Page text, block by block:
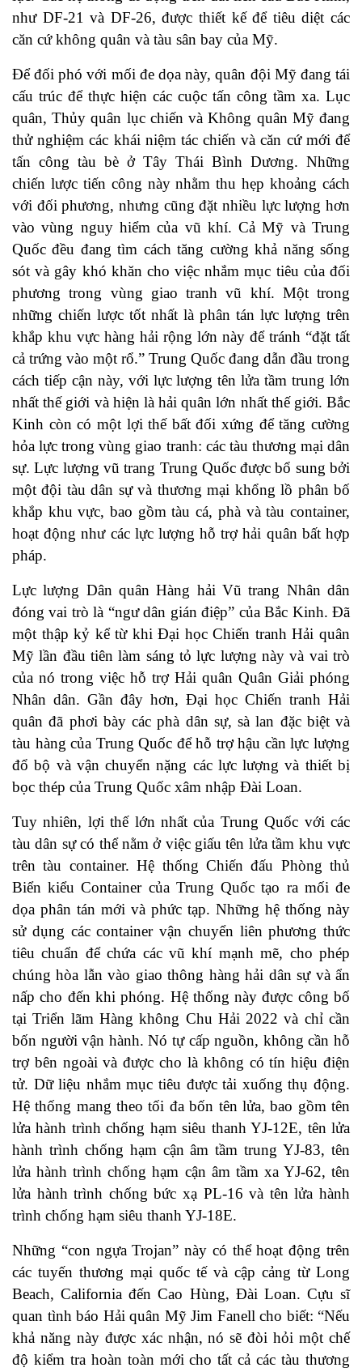
như DF-21 và DF-26, được thiết kế để tiêu diệt các
căn cứ không quân và tàu sân bay của Mỹ.
Để đối phó với mối đe dọa này, quân đội Mỹ đang tái
cấu trúc để thực hiện các cuộc tấn công tầm xa. Lục
quân, Thủy quân lục chiến và Không quân Mỹ đang
thử nghiệm các khái niệm tác chiến và căn cứ mới để
tấn công tàu bè ở Tây Thái Bình Dương. Những
chiến lược tiến công này nhằm thu hẹp khoảng cách
với đối phương, nhưng cũng đặt nhiều lực lượng hơn
vào vùng nguy hiểm của vũ khí. Cả Mỹ và Trung
Quốc đều đang tìm cách tăng cường khả năng sống
sót và gây khó khăn cho việc nhắm mục tiêu của đối
phương trong vùng giao tranh vũ khí. Một trong
những chiến lược tốt nhất là phân tán lực lượng trên
khắp khu vực hàng hải rộng lớn này để tránh “đặt tất
cả trứng vào một rổ.” Trung Quốc đang dẫn đầu trong
cách tiếp cận này, với lực lượng tên lửa tầm trung lớn
nhất thế giới và hiện là hải quân lớn nhất thế giới. Bắc
Kinh còn có một lợi thế bất đối xứng để tăng cường
hỏa lực trong vùng giao tranh: các tàu thương mại dân
sự. Lực lượng vũ trang Trung Quốc được bổ sung bởi
một đội tàu dân sự và thương mại khổng lồ phân bố
khắp khu vực, bao gồm tàu cá, phà và tàu container,
hoạt động như các lực lượng hỗ trợ hải quân bất hợp
pháp.
Lực lượng Dân quân Hàng hải Vũ trang Nhân dân
đóng vai trò là “ngư dân gián điệp” của Bắc Kinh. Đã
một thập kỷ kể từ khi Đại học Chiến tranh Hải quân
Mỹ lần đầu tiên làm sáng tỏ lực lượng này và vai trò
của nó trong việc hỗ trợ Hải quân Quân Giải phóng
Nhân dân. Gần đây hơn, Đại học Chiến tranh Hải
quân đã phơi bày các phà dân sự, sà lan đặc biệt và
tàu hàng của Trung Quốc để hỗ trợ hậu cần lực lượng
đổ bộ và vận chuyển nặng các lực lượng và thiết bị
bọc thép của Trung Quốc xâm nhập Đài Loan.
Tuy nhiên, lợi thế lớn nhất của Trung Quốc với các
tàu dân sự có thể nằm ở việc giấu tên lửa tầm khu vực
trên tàu container. Hệ thống Chiến đấu Phòng thủ
Biển kiểu Container của Trung Quốc tạo ra mối đe
dọa phân tán mới và phức tạp. Những hệ thống này
sử dụng các container vận chuyển liên phương thức
tiêu chuẩn để chứa các vũ khí mạnh mẽ, cho phép
chúng hòa lẫn vào giao thông hàng hải dân sự và ẩn
nấp cho đến khi phóng. Hệ thống này được công bố
tại Triển lãm Hàng không Chu Hải 2022 và chỉ cần
bốn người vận hành. Nó tự cấp nguồn, không cần hỗ
trợ bên ngoài và được cho là không có tín hiệu điện
tử. Dữ liệu nhắm mục tiêu được tải xuống thụ động.
Hệ thống mang theo tối đa bốn tên lửa, bao gồm tên
lửa hành trình chống hạm siêu thanh YJ-12E, tên lửa
hành trình chống hạm cận âm tầm trung YJ-83, tên
lửa hành trình chống hạm cận âm tầm xa YJ-62, tên
lửa hành trình chống bức xạ PL-16 và tên lửa hành
trình chống hạm siêu thanh YJ-18E.
Những “con ngựa Trojan” này có thể hoạt động trên
các tuyến thương mại quốc tế và cập cảng từ Long
Beach, California đến Cao Hùng, Đài Loan. Cựu sĩ
quan tình báo Hải quân Mỹ Jim Fanell cho biết: “Nếu
khả năng này được xác nhận, nó sẽ đòi hỏi một chế
độ kiểm tra hoàn toàn mới cho tất cả các tàu thương